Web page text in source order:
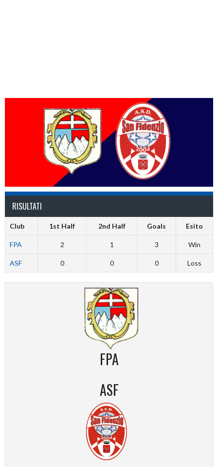
RISULTATI
Club 1st Half 2nd Half Goals Esito
FPA 2 1 3 Win
ASF 0 0 0 Loss
FPA
ASF